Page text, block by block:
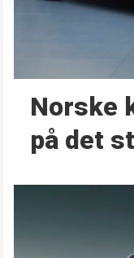
Norske
på det